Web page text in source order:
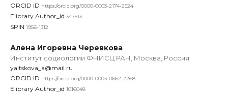
ORCID ID https://orcid.org/0000-0003-2174-2524
Elibrary Author_id 347513
SPIN 1956-1312
Алена Игоревна Черевкова
Институт социологии ФНИСЦ РАН, Москва, Россия
yaitskova_a@mail.ru
ORCID ID https://orcid.org/0000-0003-0662-2268
Elibrary Author_id 1016048